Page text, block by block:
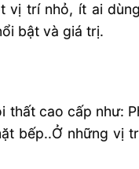
trí nhỏ, ít ai
bật và giá trị.
cao cấp như:
bếp..Ở những vị